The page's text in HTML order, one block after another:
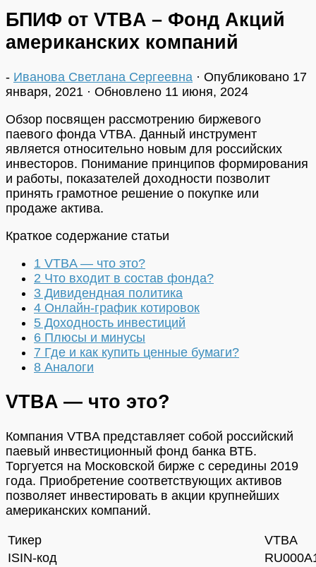
БПИФ от VTBA – Фонд Акций
американских компаний
- Иванова Светлана Сергеевна · Опубликовано 17
января, 2021 · Обновлено 11 июня, 2024
Обзор посвящен рассмотрению биржевого
паевого фонда VTBA. Данный инструмент
является относительно новым для российских
инвесторов. Понимание принципов формирования
и работы, показателей доходности позволит
принять грамотное решение о покупке или
продаже актива.
Краткое содержание статьи
1 VTBA — что это?
2 Что входит в состав фонда?
3 Дивидендная политика
4 Онлайн-график котировок
5 Доходность инвестиций
6 Плюсы и минусы
7 Где и как купить ценные бумаги?
8 Аналоги
VTBA — что это?
Компания VTBA представляет собой российский
паевый инвестиционный фонд банка ВТБ.
Торгуется на Московской бирже с середины 2019
года. Приобретение соответствующих активов
позволяет инвестировать в акции крупнейших
американских компаний.
Тикер
VTBA
ISIN-код